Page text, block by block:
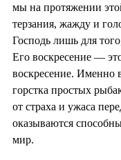
мы на протяжении
терзания, жажду и
Господь лишь для
Его воскресение —
воскресение. Именно
горстка простых
от страха и ужаса
оказываются
мир.